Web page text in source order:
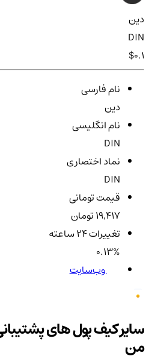
دین
DIN
$0.1
نام فارسی
دین
نام انگلیسی
DIN
نماد اختصاری
DIN
قیمت تومانی
19,417 تومان
تغییرات ۲۴ ساعته
0.13%
وب‌سایت
سایر کیف پول های
من